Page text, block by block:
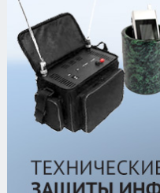
системы
Защитные
Оборудование
(Открытая
Счетчики
посетителей
Обзорные зеркала
Съемники
Аксессуары к
защитным
Рации и Аксессуары